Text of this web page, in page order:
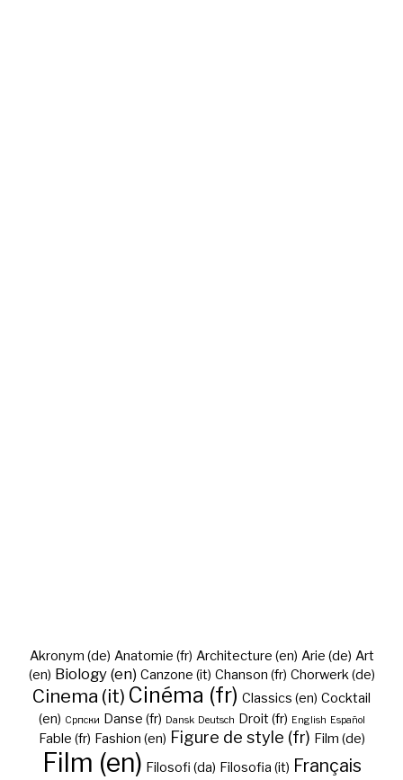
Akronym (de) Anatomie (fr) Architecture (en) Arie (de) Art
(en) Biology (en) Canzone (it) Chanson (fr) Chorwerk (de)
Cinema (it) Cinéma (fr) Classics (en) Cocktail
(en) Cрпски Danse (fr) Dansk Deutsch Droit (fr) English Español
Fable (fr) Fashion (en) Figure de style (fr) Film (de)
Film (en) Filosofi (da) Filosofia (it) Français